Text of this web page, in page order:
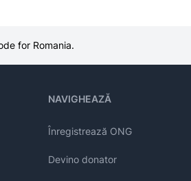
for Romania.
NAVIGHEAZĂ
Înregistrează ONG
Devino donator